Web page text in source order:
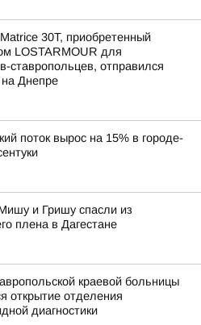
30T, приобретенный
LOSTARMOUR для
ставропольцев, отправился
Днепре
поток вырос на 15% в городе-
и Гришу спасли из
плена в Дагестане
краевой больницы
открытие отделения
диагностики